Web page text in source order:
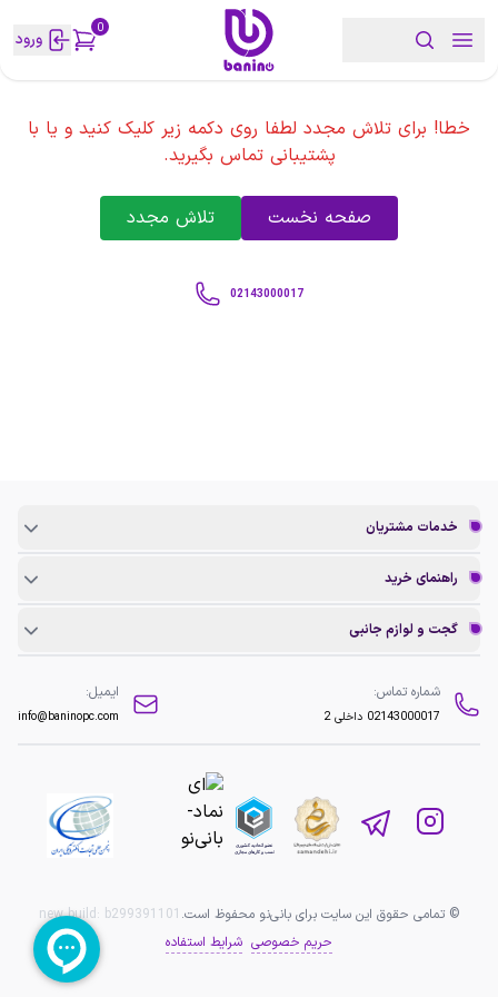
0 ورود
خطا! برای تلاش مجدد لطفا روی دکمه زیر کلیک کنید و یا با
پشتیبانی تماس بگیرید.
صفحه نخست تلاش مجدد
02143000017
خدمات مشتریان
راهنمای خرید
گجت و لوازم جانبی
شماره تماس:
02143000017 داخلی 2
ایمیل:
info@baninopc.com
© تمامی حقوق این سایت برای بانی‌نو محفوظ است. new build: b299391101
حریم خصوصی شرایط استفاده